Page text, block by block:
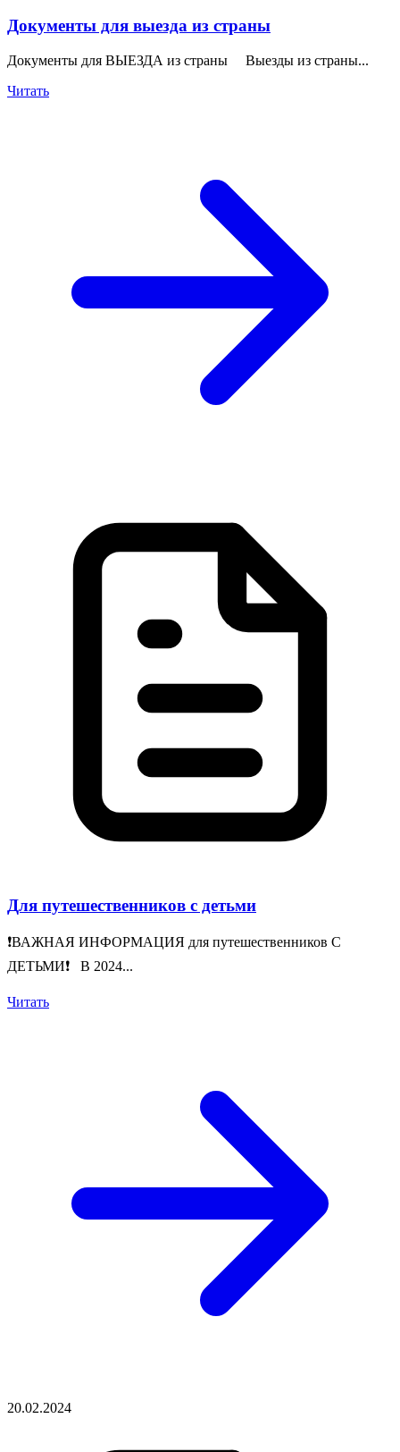
Документы для выезда из страны
Документы для ВЫЕЗДА из страны Выезды из страны...
Читать
Для путешественников с детьми
❗️ВАЖНАЯ ИНФОРМАЦИЯ для путешественников С
ДЕТЬМИ❗️ В 2024...
Читать
20.02.2024